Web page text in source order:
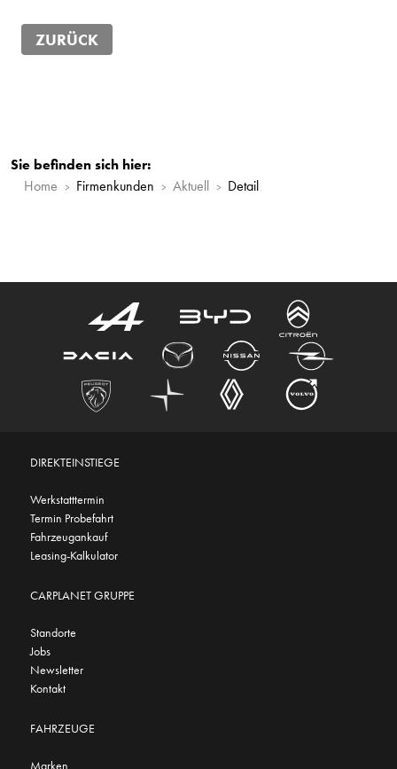
ZURÜCK
Sie befinden sich hier:
Home
Firmenkunden Aktuell Detail
DIREKTEINSTIEGE
Werkstatttermin
Termin Probefahrt
Fahrzeugankauf
Leasing-Kalkulator
CARPLANET GRUPPE
Standorte
Jobs
Newsletter
Kontakt
FAHRZEUGE
Marken